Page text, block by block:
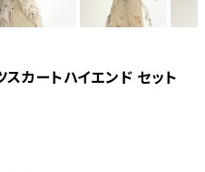
カートハイエンド セット